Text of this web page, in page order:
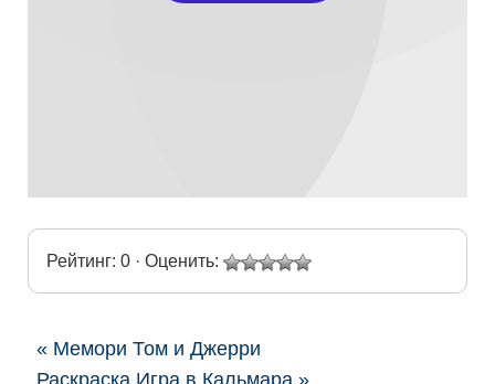
Рейтинг: 0 · Оценить:
« Мемори Том и Джерри
Раскраска Игра в Кальмара »